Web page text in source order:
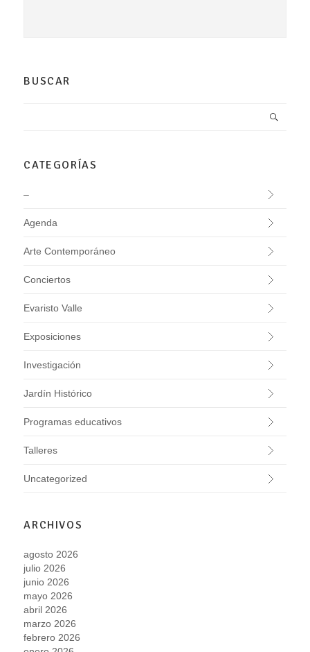
BUSCAR
CATEGORÍAS
–
Agenda
Arte Contemporáneo
Conciertos
Evaristo Valle
Exposiciones
Investigación
Jardín Histórico
Programas educativos
Talleres
Uncategorized
ARCHIVOS
agosto 2026
julio 2026
junio 2026
mayo 2026
abril 2026
marzo 2026
febrero 2026